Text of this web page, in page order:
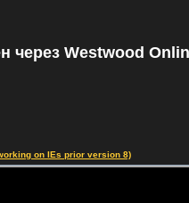
через Westwood
on IEs prior version 8)